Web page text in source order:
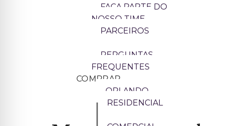
FAÇA PARTE DO
NOSSO TIME
PARCEIROS
PERGUNTAS
FREQUENTES
COMPRAR
ORLANDO
RESIDENCIAL